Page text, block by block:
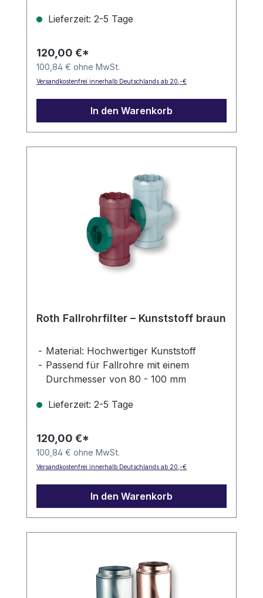
Durchmesser von 50 mm
Lieferzeit: 2-5 Tage
120,00 €*
100,84 € ohne MwSt.
Versandkostenfrei innerhalb Deutschlands ab 20,-€
In den Warenkorb
Roth Fallrohrfilter – Kunststoff braun
Material: Hochwertiger Kunststoff
Passend für Fallrohre mit einem
Durchmesser von 80 - 100 mm
Durchmesser von 50 mm
Lieferzeit: 2-5 Tage
120,00 €*
100,84 € ohne MwSt.
Versandkostenfrei innerhalb Deutschlands ab 20,-€
In den Warenkorb